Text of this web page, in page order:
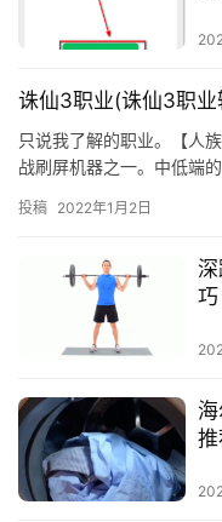
诛仙3职业(诛仙3职业
只说我了解的职业。【人
战刷屏机器之一。中低端
投稿 2022年1月2日
巧